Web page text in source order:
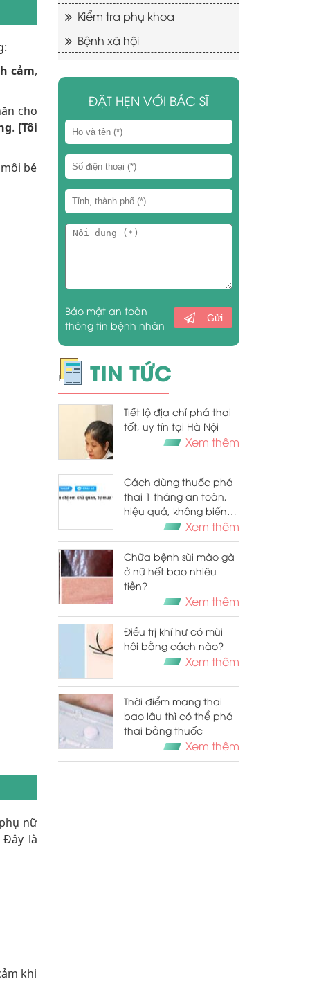
cảm,
cho
. [Tôi
bé
nữ
là
khi
Kiểm tra phụ khoa
Bệnh xã hội
ĐẶT HẸN VỚI BÁC SĨ
Bảo mật an toàn
thông tin bệnh nhân
Gửi
TIN TỨC
Tiết lộ địa chỉ phá thai
tốt, uy tín tại Hà Nội
Xem thêm
Cách dùng thuốc phá
thai 1 tháng an toàn,
hiệu quả, không biến
Xem thêm
Chữa bệnh sùi mào gà
ở nữ hết bao nhiêu
tiền?
Xem thêm
Điều trị khí hư có mùi
hôi bằng cách nào?
Xem thêm
Thời điểm mang thai
bao lâu thì có thể phá
thai bằng thuốc
Xem thêm